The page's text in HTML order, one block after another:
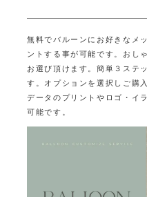
無料でバルーンにお好きなメ
ントする事が可能です。 おし
お選び頂けます。簡単３ステ
す。オプションを選択しご購
データのプリントやロゴ・イ
可能です。